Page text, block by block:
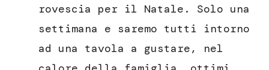
rovescia per il Natale. Solo una
settimana e saremo tutti intorno
ad una tavola a gustare, nel